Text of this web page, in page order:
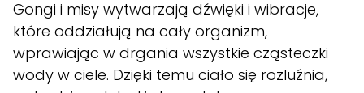
Gongi i misy wytwarzają dźwięki i wibracje,
które oddziałują na cały organizm,
wprawiając w drgania wszystkie cząsteczki
wody w ciele. Dzięki temu ciało się rozluźnia,